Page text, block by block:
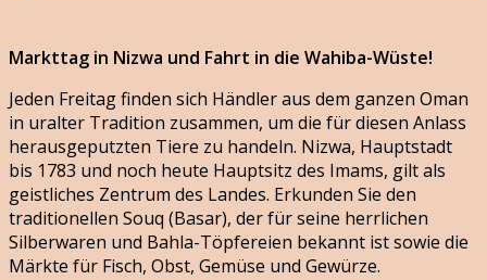
Markttag in Nizwa und Fahrt in die Wahiba-Wüste!
Jeden Freitag finden sich Händler aus dem ganzen Oman
in uralter Tradition zusammen, um die für diesen Anlass
herausgeputzten Tiere zu handeln. Nizwa, Hauptstadt
bis 1783 und noch heute Hauptsitz des Imams, gilt als
geistliches Zentrum des Landes. Erkunden Sie den
traditionellen Souq (Basar), der für seine herrlichen
Silberwaren und Bahla-Töpfereien bekannt ist sowie die
Märkte für Fisch, Obst, Gemüse und Gewürze.